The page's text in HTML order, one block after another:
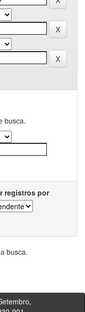
busca.
registros por
busca.